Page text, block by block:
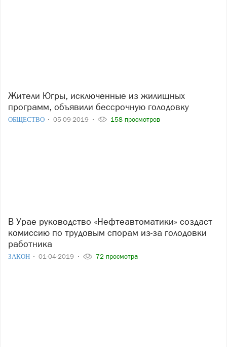
Жители Югры, исключенные из жилищных
программ, объявили бессрочную голодовку
ОБЩЕСТВО 05-09-2019 158 просмотров
В Урае руководство «Нефтеавтоматики» создаст
комиссию по трудовым спорам из-за голодовки
работника
ЗАКОН 01-04-2019 72 просмотра